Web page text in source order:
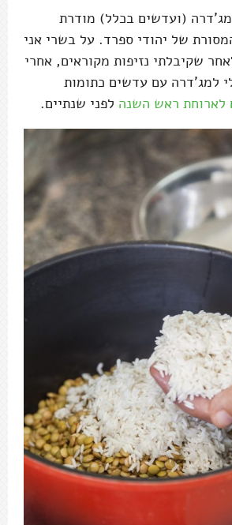
(ועדשים בכלל) מודרת
של יהודי ספרד. על בשרי אני
שקיבלתי נזיפות מקוראים, אחרי
למג'דרה עם עדשים כתומות
לארוחת ראש השנה לפני שנתיים.